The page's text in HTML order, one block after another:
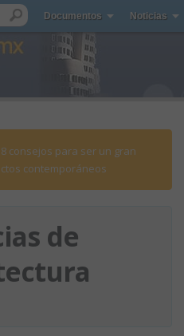
Documentos Noticias
8 consejos para ser un gran
contemporáneos
de